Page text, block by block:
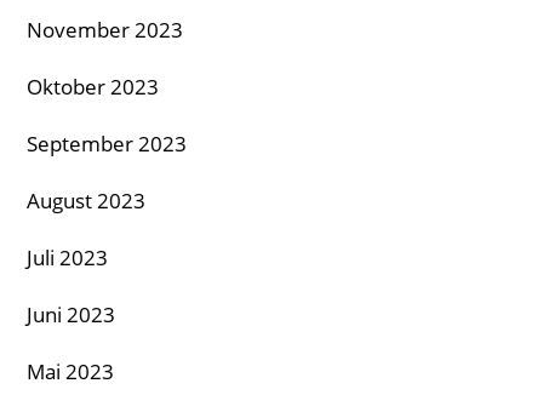
November 2023
Oktober 2023
September 2023
August 2023
Juli 2023
Juni 2023
Mai 2023